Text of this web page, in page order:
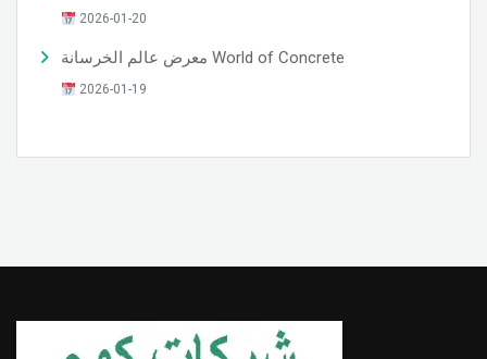
2026-01-20
معرض عالم الخرسانة World of Concrete
2026-01-19